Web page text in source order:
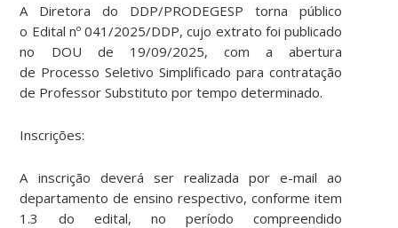
A Diretora do DDP/PRODEGESP torna público
o Edital nº 041/2025/DDP, cujo extrato foi publicado
no DOU de 19/09/2025, com a abertura
de Processo Seletivo Simplificado para contratação
de Professor Substituto por tempo determinado.
Inscrições:
A inscrição deverá ser realizada por e-mail ao
departamento de ensino respectivo, conforme item
1.3 do edital, no período compreendido